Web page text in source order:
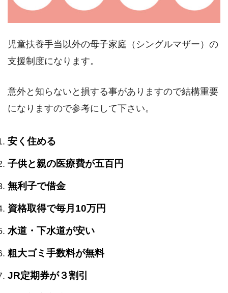
児童扶養手当以外の母子家庭（シングルマザー）の
支援制度になります。
意外と知らないと損する事がありますので結構重要
になりますので参考にして下さい。
安く住める
子供と親の医療費が五百円
無利子で借金
資格取得で毎月10万円
水道・下水道が安い
粗大ゴミ手数料が無料
JR定期券が３割引